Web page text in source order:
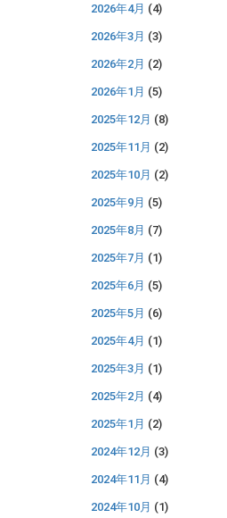
2026年4月 (4)
2026年3月 (3)
2026年2月 (2)
2026年1月 (5)
2025年12月 (8)
2025年11月 (2)
2025年10月 (2)
2025年9月 (5)
2025年8月 (7)
2025年7月 (1)
2025年6月 (5)
2025年5月 (6)
2025年4月 (1)
2025年3月 (1)
2025年2月 (4)
2025年1月 (2)
2024年12月 (3)
2024年11月 (4)
2024年10月 (1)